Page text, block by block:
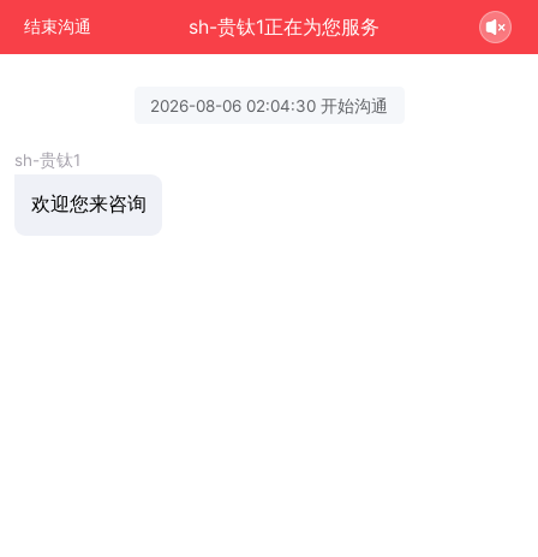
结束沟通 sh-贵钛1正在为您服务
2026-08-06 02:04:30 开始沟通
sh-贵钛1
欢迎您来咨询